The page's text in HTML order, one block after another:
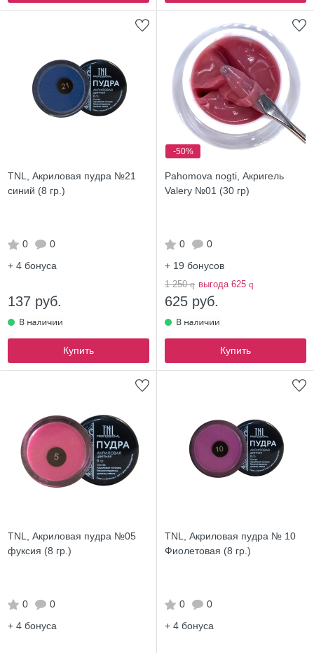
TNL, Акриловая пудра №21
синий (8 гр.)
0
0
+ 4 бонуса
137 руб.
Купить
-50%
Pahomova nogti, Акригель
Valery №01 (30 гр)
0
0
+ 19 бонусов
1 250q выгода 625 q
625 руб.
Купить
TNL, Акриловая пудра №05
фуксия (8 гр.)
0
0
+ 4 бонуса
TNL, Акриловая пудра № 10
Фиолетовая (8 гр.)
0
0
+ 4 бонуса